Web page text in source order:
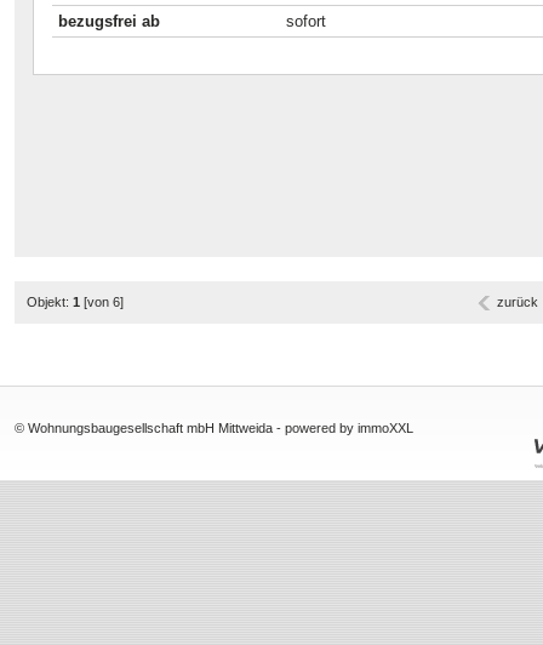
bezugsfrei ab
sofort
Objekt: 1 [von 6] zurück
© Wohnungsbaugesellschaft mbH Mittweida -powered by immoXXL